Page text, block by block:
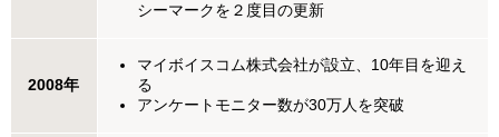
シーマークを２度目の更新
2008年
マイボイスコム株式会社が設立、10年目を迎え
る
アンケートモニター数が30万人を突破